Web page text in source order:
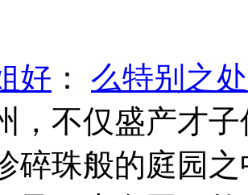
好 ： 么特别之处
不仅盛产才子
碎珠般的庭园